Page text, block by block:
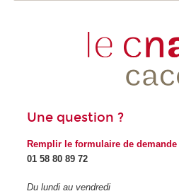
Une question ?
Remplir le formulaire de demande
01 58 80 89 72
Du lundi au vendredi